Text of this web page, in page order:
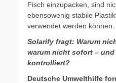
Fisch einzupacken, sind
ebensowenig stabile
verwendet werden können.
Solarify fragt: Warum
warum nicht sofort –
kontrolliert?
Deutsche Umwelthilfe